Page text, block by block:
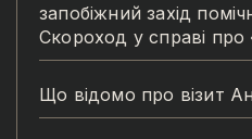
запобіжний захід
Скороход у справі про
Що відомо про візит